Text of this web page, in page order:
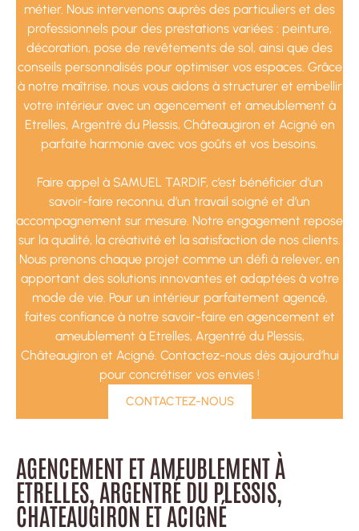
métier. Nous intervenons auprès des particuliers et des
professionnels pour des prestations variées : peinture,
décoration, pose de revêtements de sol, ainsi que des
conseils personnalisés pour optimiser vos espaces. Grâce
à notre maîtrise, nous vous aidons à structurer et embellir
votre intérieur avec un agencement et ameublement à
Etrelles, Argentré du Plessis, Châteaugiron et Acigné en
parfaite harmonie avec vos goûts et vos besoins.
Faire appel à SAMUEL TARDIF, c’est bénéficier d’un
savoir-faire reconnu, d’un travail soigné et d’un
accompagnement sur mesure. Notre engagement repose
sur la qualité, la créativité et la satisfaction de nos clients.
Nous prenons chaque projet comme un défi à relever, en
apportant des solutions innovantes et adaptées à votre
mode de vie. Pour un intérieur parfaitement agencé,
faites confiance à notre savoir-faire en agencement et
ameublement à Etrelles, Argentré du Plessis,
Châteaugiron et Acigné. Contactez-nous dès aujourd’hui
pour concrétiser vos envies !
CONTACTEZ-NOUS
AGENCEMENT ET AMEUBLEMENT À
ETRELLES, ARGENTRÉ DU PLESSIS,
CHATEAUGIRON ET ACIGNÉ